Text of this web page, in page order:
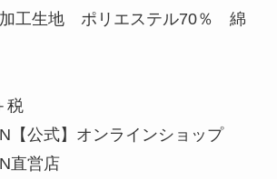
加工生地 ポリエステル70％ 綿
税
【公式】オンラインショップ
営店